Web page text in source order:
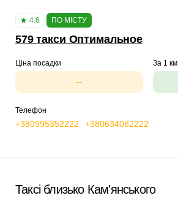
4.6 ПО МІСТУ
579 такси Оптимальное
Ціна посадки
--
За 1 км
Телефон
+380995352222 +380634082222
Таксі близько Кам'янського